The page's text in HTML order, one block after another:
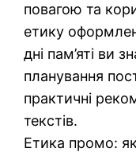
повагою та
етику
дні пам’яті ви
планування
практичні
текстів.
Етика промо: